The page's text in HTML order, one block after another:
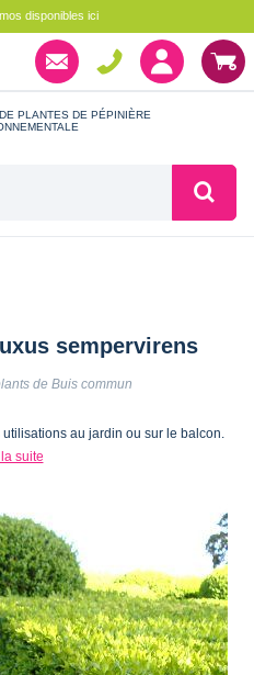
disponibles ici
PLANTES DE PÉPINIÈRE
sempervirens
de Buis commun
au jardin ou sur le balcon.
suite